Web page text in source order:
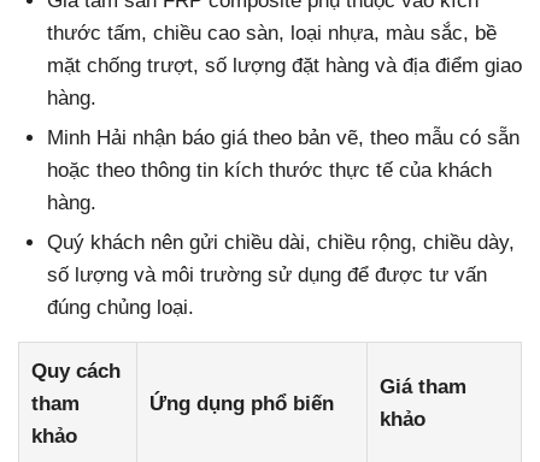
thước tấm, chiều cao sàn, loại nhựa, màu sắc, bề
mặt chống trượt, số lượng đặt hàng và địa điểm giao
hàng.
Minh Hải nhận báo giá theo bản vẽ, theo mẫu có sẵn
hoặc theo thông tin kích thước thực tế của khách
hàng.
Quý khách nên gửi chiều dài, chiều rộng, chiều dày,
số lượng và môi trường sử dụng để được tư vấn
đúng chủng loại.
Quy cách
tham
khảo
Ứng dụng phổ biến
Giá tham
khảo